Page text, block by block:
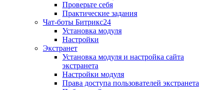
Проверьте себя
Практические задания
Чат-боты Битрикс24
Установка модуля
Настройки
Экстранет
Установка модуля и настройка сайта
экстранета
Настройки модуля
Права доступа пользователей экстранета